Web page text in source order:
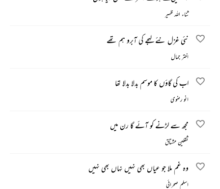
ثناء اللہ ظہیر
نئی غزل نئے لہجے کی آبرو ہم تھے
اختر جمال
اب کی گاؤں کا موسم بدلا بدلا تھا
انو رضوی
مجھ سے لڑنے کو آئے گا رن میں
ثقلین مشتاق
وہ غم ملا جو عیاں بھی نہیں نہاں بھی نہیں
اسلم صحرائی